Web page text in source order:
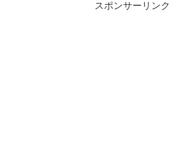
スポンサーリンク